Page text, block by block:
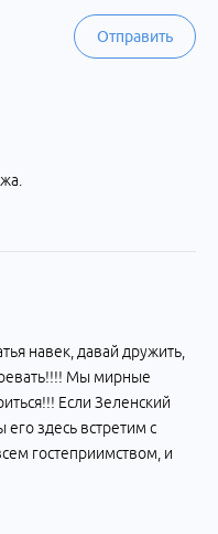
Отправить
навек, давай дружить,
Мы мирные
Если Зеленский
его здесь встретим с
гостеприимством, и